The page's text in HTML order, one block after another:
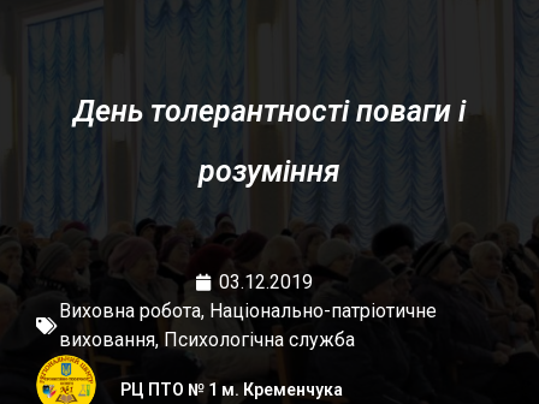
День толерантності поваги і
розуміння
03.12.2019
Виховна робота, Національно-патріотичне
виховання, Психологічна служба
РЦ ПТО № 1 м. Кременчука